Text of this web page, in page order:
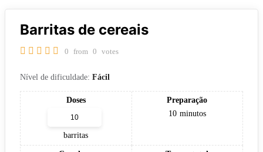
Barritas de cereais
0 from 0 votes
Nível de dificuldade: Fácil
Doses
barritas
Preparação
10 minutos